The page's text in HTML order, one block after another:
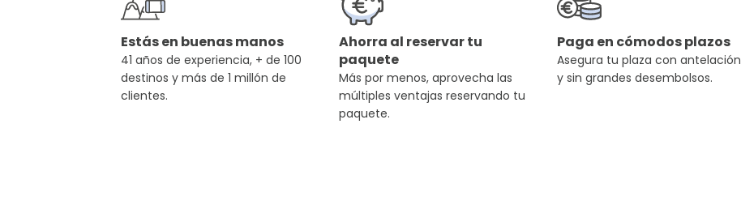
Estás en buenas manos
41 años de experiencia, + de 100
destinos y más de 1 millón de
clientes.
Ahorra al reservar tu
paquete
Más por menos, aprovecha las
múltiples ventajas reservando tu
paquete.
Paga en cómodos plazos
Asegura tu plaza con antelación
y sin grandes desembolsos.